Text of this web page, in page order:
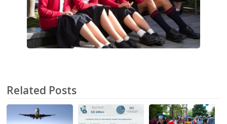
Related Posts